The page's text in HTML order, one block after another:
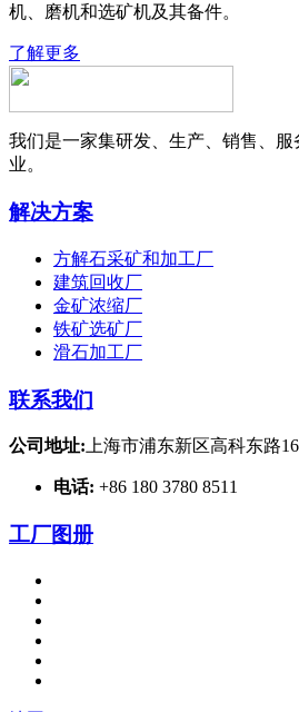
机、磨机和选矿机及其备件。
了解更多
我们是一家集研发、生产、销售、
业。
解决方案
方解石采矿和加工厂
建筑回收厂
金矿浓缩厂
铁矿选矿厂
滑石加工厂
联系我们
公司地址: 上海市浦东新区高科东路
电话: +86 180 3780 8511
工厂图册